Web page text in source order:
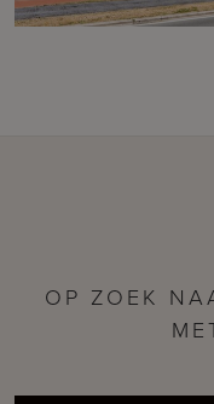
OP ZOEK